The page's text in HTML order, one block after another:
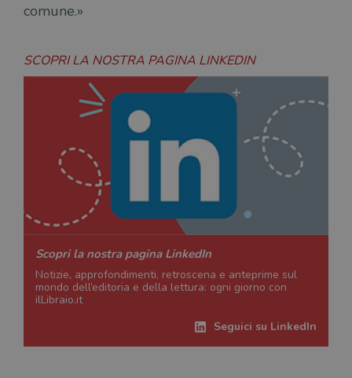
comune.»
SCOPRI LA NOSTRA PAGINA LINKEDIN
Scopri la nostra pagina LinkedIn
Notizie, approfondimenti, retroscena e anteprime sul
mondo dell’editoria e della lettura: ogni giorno con
ilLibraio.it
Seguici su LinkedIn